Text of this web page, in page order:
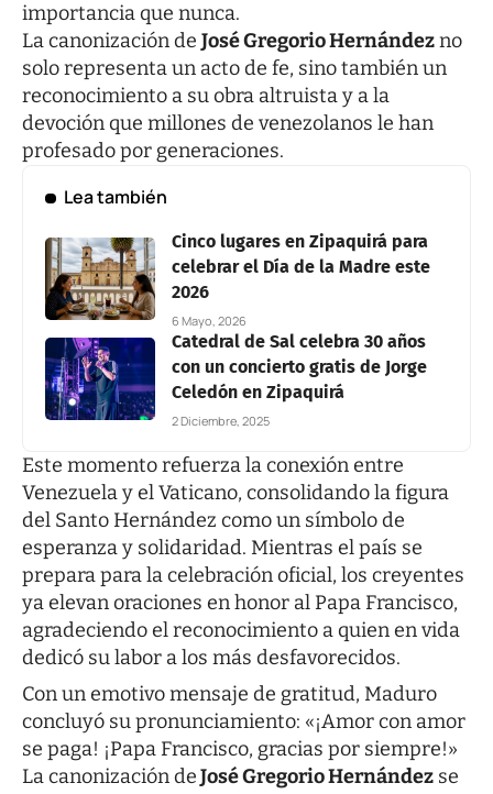
importancia que nunca.
La canonización de José Gregorio Hernándezno
solo representa un acto de fe, sino también un
reconocimiento a su obra altruista y a la
devoción que millones de venezolanos le han
profesado por generaciones.
Lea también
Cinco lugares en Zipaquirá para
celebrar el Día de la Madre este
2026
6 Mayo, 2026
Catedral de Sal celebra 30 años
con un concierto gratis de Jorge
Celedón en Zipaquirá
2 Diciembre, 2025
Este momento refuerza la conexión entre
Venezuela y el Vaticano, consolidando la figura
del Santo Hernández como un símbolo de
esperanza y solidaridad. Mientras el país se
prepara para la celebración oficial, los creyentes
ya elevan oraciones en honor al Papa Francisco,
agradeciendo el reconocimiento a quien en vida
dedicó su labor a los más desfavorecidos.
Con un emotivo mensaje de gratitud, Maduro
concluyó su pronunciamiento: «¡Amor con amor
se paga! ¡Papa Francisco, gracias por siempre!»
La canonización deJosé Gregorio Hernández se